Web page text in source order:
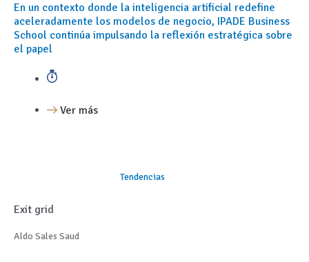
En un contexto donde la inteligencia artificial redefine
aceleradamente los modelos de negocio, IPADE Business
School continúa impulsando la reflexión estratégica sobre
el papel
Ver más
Tendencias
Exit grid
Aldo Sales Saud